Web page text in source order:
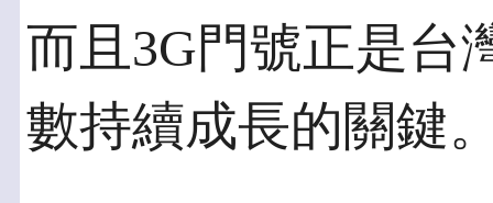
而且3G門號正是台
數持續成長的關鍵